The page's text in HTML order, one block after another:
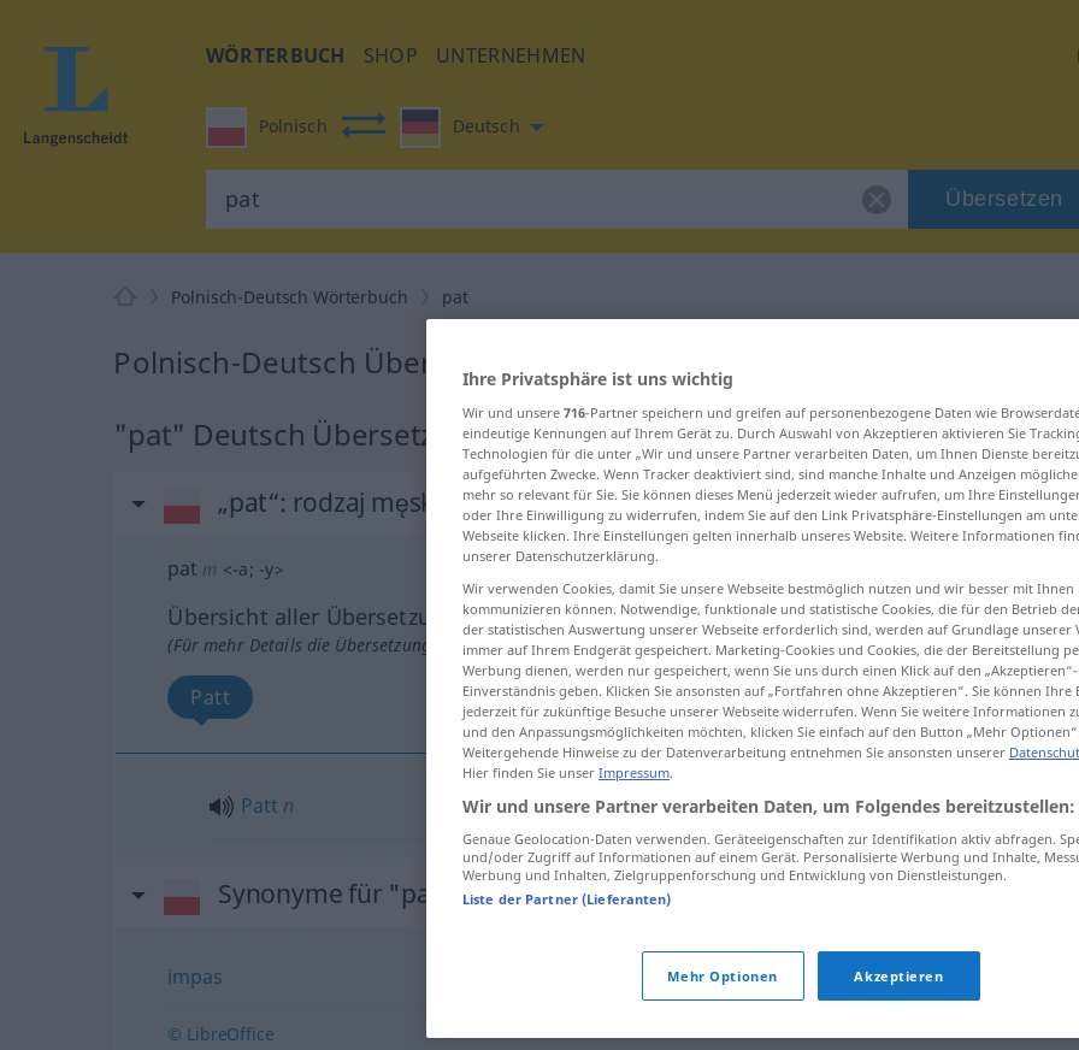
WÖRTERBUCH SHOP UNTERNEHMEN
Polnisch Deutsch
Übersetzen
Polnisch-Deutsch Wörterbuch pat
Polnisch-Deutsch Übersetzung für "pat"
"pat" Deutsch Übersetzung
„pat“: rodzaj męski
pat m <-a; -y>
Übersicht aller Übersetzungen
(Für mehr Details die Übersetzung anklicken/antippen)
Patt
Patt n pat
Synonyme für "pat"
impas
© LibreOffice
Ihre Privatsphäre ist uns wichtig
Wir und unsere 716-Partner speichern und greifen auf personenbezogene Daten wie
eindeutige Kennungen auf Ihrem Gerät zu. Durch Auswahl von Akzeptieren aktivieren Sie
Technologien für die unter „Wir und unsere Partner verarbeiten Daten, um Ihnen Dienste
aufgeführten Zwecke. Wenn Tracker deaktiviert sind, sind manche Inhalte und Anzeigen
mehr so relevant für Sie. Sie können dieses Menü jederzeit wieder aufrufen, um Ihre
oder Ihre Einwilligung zu widerrufen, indem Sie auf den Link Privatsphäre-Einstellungen am
Webseite klicken. Ihre Einstellungen gelten innerhalb unseres Website. Weitere Informationen
unserer Datenschutzerklärung.
Wir verwenden Cookies, damit Sie unsere Webseite bestmöglich nutzen und wir besser mit Ihnen
kommunizieren können. Notwendige, funktionale und statistische Cookies, die für den Betrieb
der statistischen Auswertung unserer Webseite erforderlich sind, werden auf Grundlage unserer
immer auf Ihrem Endgerät gespeichert. Marketing-Cookies und Cookies, die der Bereitstellung
Werbung dienen, werden nur gespeichert, wenn Sie uns durch einen Klick auf den
Einverständnis geben. Klicken Sie ansonsten auf „Fortfahren ohne Akzeptieren“. Sie können
jederzeit für zukünftige Besuche unserer Webseite widerrufen. Wenn Sie weitere Informationen
und den Anpassungsmöglichkeiten möchten, klicken Sie einfach auf den Button „Mehr
Weitergehende Hinweise zu der Datenverarbeitung entnehmen Sie ansonsten unserer
Hier finden Sie unser Impressum.
Wir und unsere Partner verarbeiten Daten, um Folgendes bereitzustellen:
Genaue Geolocation-Daten verwenden. Geräteeigenschaften zur Identifikation aktiv abfragen.
und/oder Zugriff auf Informationen auf einem Gerät. Personalisierte Werbung und Inhalte,
Werbung und Inhalten, Zielgruppenforschung und Entwicklung von Dienstleistungen.
Liste der Partner (Lieferanten)
Mehr Optionen Akzeptieren